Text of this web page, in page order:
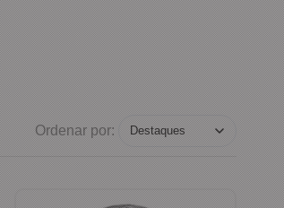
Ordenar por: